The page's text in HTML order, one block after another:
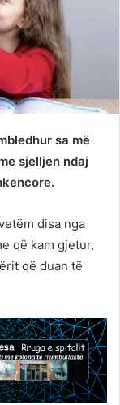
sa më
sjelljen ndaj
disa nga
që kam gjetur,
që duan të